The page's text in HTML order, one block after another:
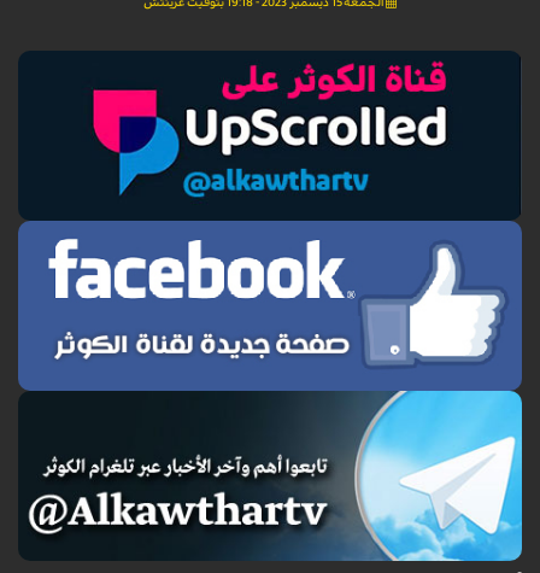
الجمعة 15 ديسمبر 2023 - 19:18 بتوقيت غرينتش